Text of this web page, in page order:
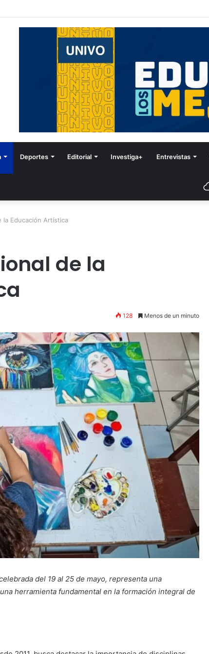
Deportes Editorial Investiga+ Entrevistas
la Educación Artística
de la
128 Menos de un minuto
del 19 al 25 de mayo, representa una
herramienta fundamental en la formación integral de